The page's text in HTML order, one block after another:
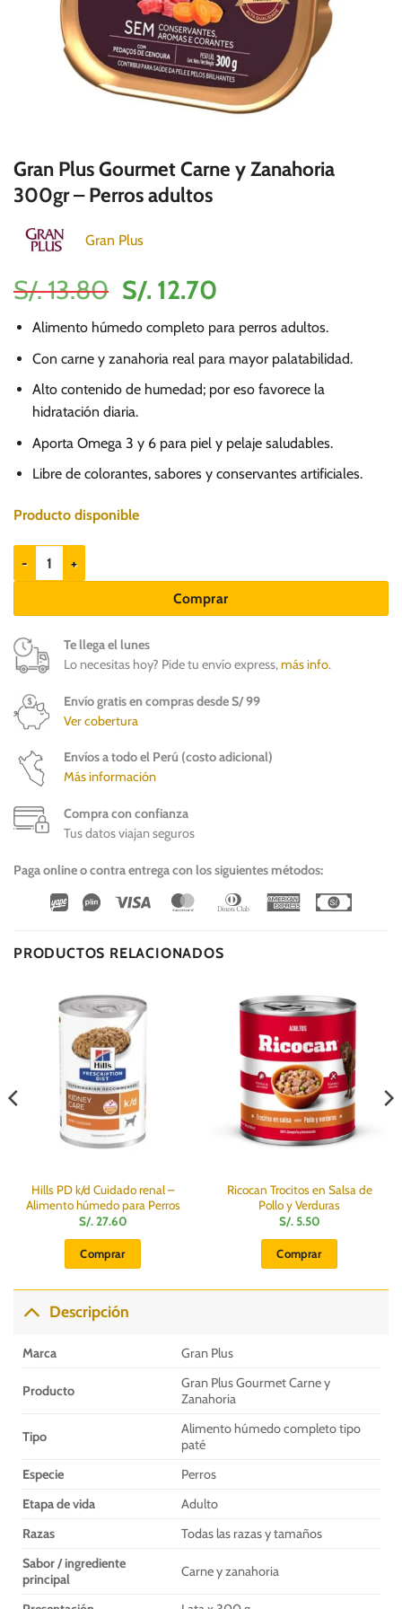
Gran Plus Gourmet Carne y Zanahoria
300gr – Perros adultos
Gran Plus
S/.13.80 El
precio
original
era:
S/.
13.80.
S/. 12.70El
actual
es:
S/.
Alimento húmedo completo para perros adultos.
Con carne y zanahoria real para mayor palatabilidad.
Alto contenido de humedad; por eso favorece la
hidratación diaria.
Aporta Omega 3 y 6 para piel y pelaje saludables.
Libre de colorantes, sabores y conservantes artificiales.
Producto disponible
Gran Plus Gourmet Carne y Zanahoria 300gr - Perros adultos cantidad
Comprar
Te llega el lunes
Lo necesitas hoy? Pide tu envío express,más info.
Envío gratis en compras desde S/ 99
Ver cobertura
Envíos a todo el Perú (costo adicional)
Más información
Compra con confianza
Tus datos viajan seguros
Paga online o contra entrega con los siguientes métodos:
Wirecard
Vipps Visa MasterCardDinners
American
PRODUCTOS RELACIONADOS
Hills PD k/d Cuidado renal –
Alimento húmedo para Perros
S/.27.60
Comprar
Ricocan Trocitos en Salsa de
Pollo y Verduras
S/.5.50
Comprar
Descripción
Marca Gran Plus
Producto
Gran Plus Gourmet Carne y
Zanahoria
Tipo
Alimento húmedo completo tipo
paté
Especie
Perros
Etapa de vida
Adulto
Razas
Todas las razas y tamaños
Sabor / ingrediente
principal
Carne y zanahoria